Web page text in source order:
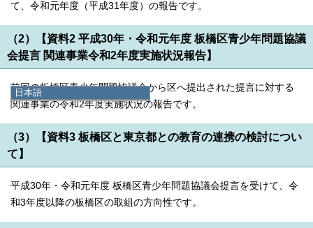
日本語
日本語
한국어
简体中文
繁體中文
て、令和元年度（平成31年度）の報告です。
（2）【資料2 平成30年・令和元年度 板橋区青少年問題協議
会提言 関連事業令和2年度実施状況報告】
前回の板橋区青少年問題協議会から区へ提出された提言に対する
関連事業の令和2年度実施状況の報告です。
（3）【資料3 板橋区と東京都との教育の連携の検討につい
て】
平成30年・令和元年度 板橋区青少年問題協議会提言を受けて、令
和3年度以降の板橋区の取組の方向性です。